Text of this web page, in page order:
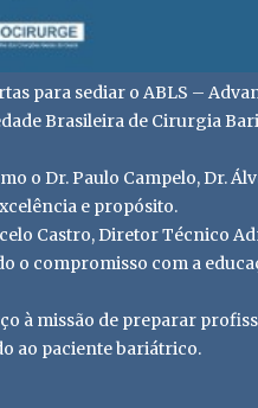
para sediar o ABLS –
Brasileira de Cirurgia
o Dr. Paulo Campelo, Dr.
e propósito.
Castro, Diretor Técnico
compromisso com a
à missão de preparar
ao paciente bariátrico.